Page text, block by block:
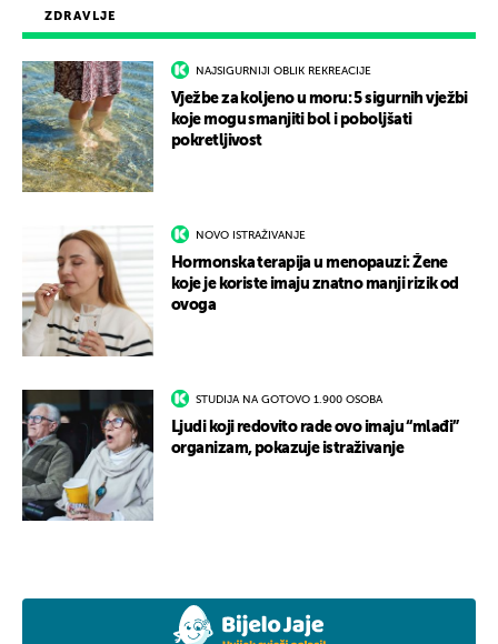
ZDRAVLJE
NAJSIGURNIJI OBLIK REKREACIJE
Vježbe za koljeno u moru: 5 sigurnih vježbi
koje mogu smanjiti bol i poboljšati
pokretljivost
NOVO ISTRAŽIVANJE
Hormonska terapija u menopauzi: Žene
koje je koriste imaju znatno manji rizik od
ovoga
STUDIJA NA GOTOVO 1.900 OSOBA
Ljudi koji redovito rade ovo imaju “mlađi”
organizam, pokazuje istraživanje